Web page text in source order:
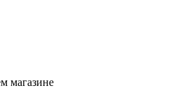
магазине